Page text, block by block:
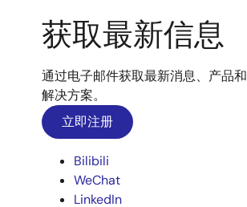
获取最新信息
通过电子邮件获取最新消息、产品和
解决方案。
立即注册
Bilibili
WeChat
LinkedIn